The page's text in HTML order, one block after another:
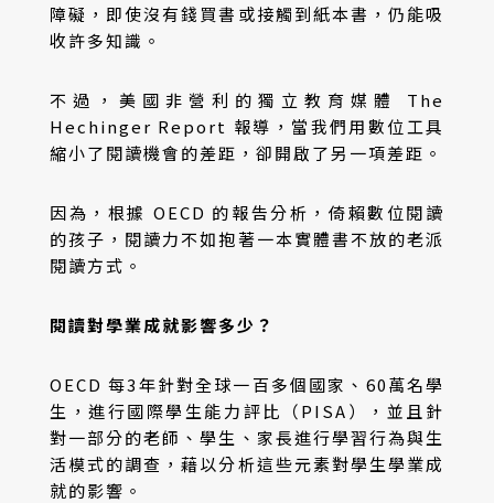
障礙，即使沒有錢買書或接觸到紙本書，仍能吸
收許多知識。
不過，美國非營利的獨立教育媒體 The
Hechinger Report 報導，當我們用數位工具
縮小了閱讀機會的差距，卻開啟了另一項差距。
因為，根據 OECD 的報告分析，倚賴數位閱讀
的孩子，閱讀力不如抱著一本實體書不放的老派
閱讀方式。
閱讀對學業成就影響多少？
OECD 每3年針對全球一百多個國家、60萬名學
生，進行國際學生能力評比（PISA），並且針
對一部分的老師、學生、家長進行學習行為與生
活模式的調查，藉以分析這些元素對學生學業成
就的影響。